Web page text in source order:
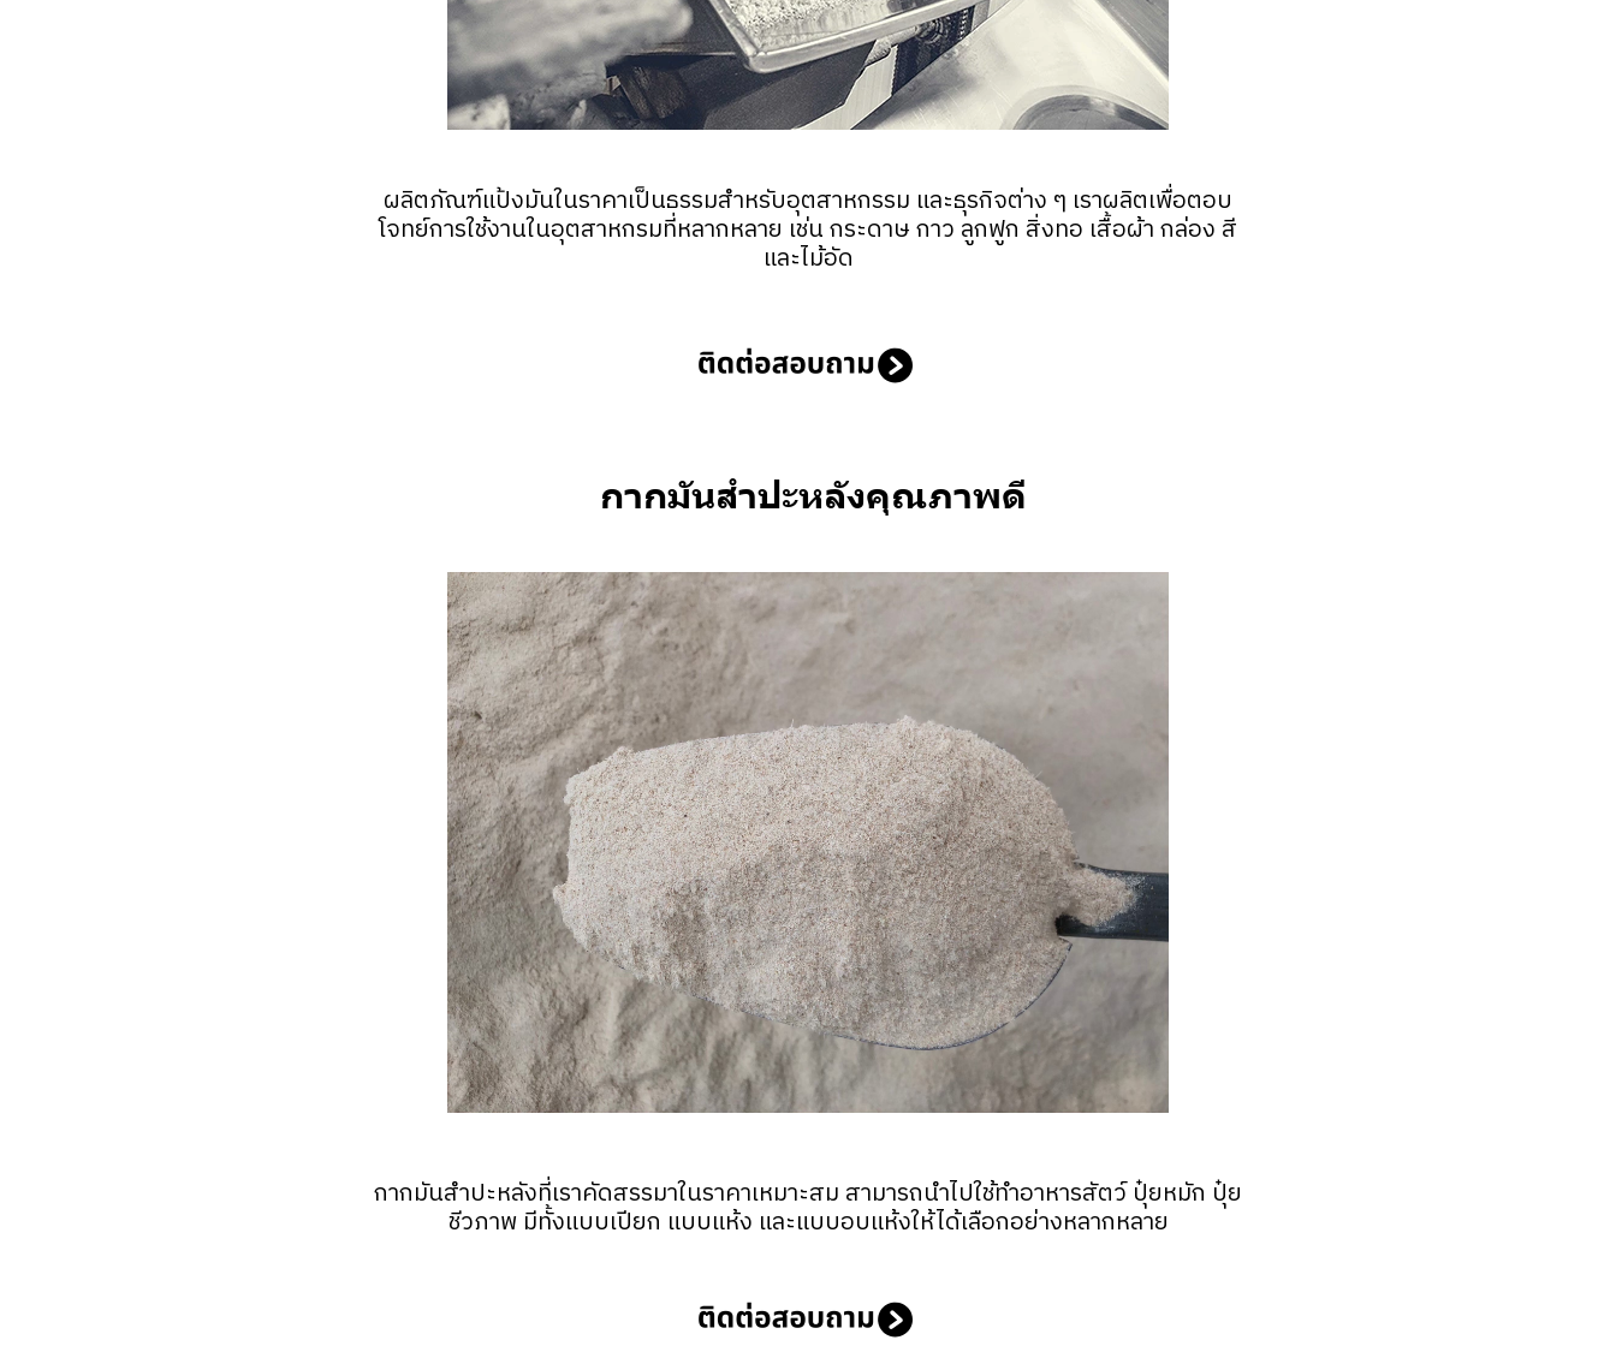
ผลิตภัณฑ์แป้งมันในราคาเป็นธรรมสำหรับอุตสาหกรรม และธุรกิจต่าง ๆ เราผลิตเพื่อตอบ
โจทย์การใช้งานในอุตสาหกรมที่หลากหลาย เช่น กระดาษ กาว ลูกฟูก สิ่งทอ เสื้อผ้า กล่อง สี
และไม้อัด
กากมันสำปะหลังคุณภาพดี
กากมันสำปะหลังที่เราคัดสรรมาในราคาเหมาะสม สามารถนำไปใช้ทำอาหารสัตว์ ปุ๋ยหมัก ปุ๋ย
ชีวภาพ มีทั้งแบบเปียก แบบแห้ง และแบบอบแห้งให้ได้เลือกอย่างหลากหลาย